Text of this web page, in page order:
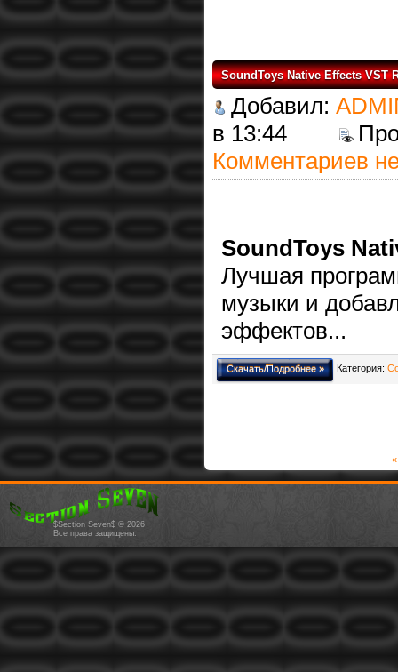
SoundToys Native Effects VST
Добавил:
в 13:44
Комментариев
SoundToys
Лучшая
музыки и
эффектов...
Категория:
Скачать/Подробнее »
«
$Section Seven$ © 2026
Все права защищены.